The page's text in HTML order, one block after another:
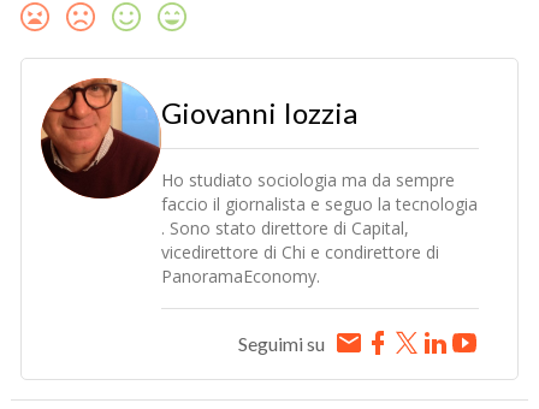
Giovanni Iozzia
Ho studiato sociologia ma da sempre
faccio il giornalista e seguo la tecnologia
. Sono stato direttore di Capital,
vicedirettore di Chi e condirettore di
PanoramaEconomy.
Seguimi su